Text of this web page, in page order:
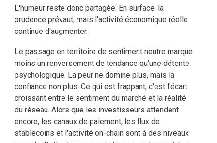
L'humeur reste donc partagée. En surface, la
prudence prévaut, mais l'activité économique réelle
continue d'augmenter.
Le passage en territoire de sentiment neutre marque
moins un renversement de tendance qu'une détente
psychologique. La peur ne domine plus, mais la
confiance non plus. Ce qui est frappant, c'est l'écart
croissant entre le sentiment du marché et la réalité
du réseau. Alors que les investisseurs attendent
encore, les canaux de paiement, les flux de
stablecoins et l'activité on-chain sont à des niveaux